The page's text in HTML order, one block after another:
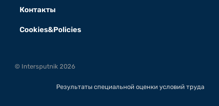
Контакты
Cookies&Policies
© Intersputnik 2026
Результаты специальной оценки условий труда